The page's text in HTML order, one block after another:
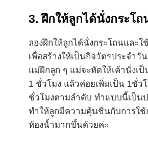
3. ฝึกให้ลูกได้นั่งกระโถ
ลองฝึกให้ลูกได้นั่งกระโถนและใ
เพื่อสร้างให้เป็นกิจวัตรประจำ
แม่ฝึกลูก ๆ แม่จะหัดให้เค้านั่งเป็
1 ชั่วโมง แล้วค่อยเพิ่มเป็น 1ชั่ว
ชั่วโมงตามลำดับ ทำแบบนี้เป็น
ทำให้ลูกมีความคุ้นชินกับการใช้
ห้องน้ำมากขึ้นด้วยค่ะ